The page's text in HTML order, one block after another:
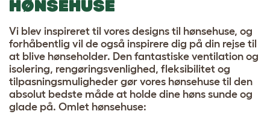
HØNSEHUSE
Vi blev inspireret til vores designs til hønsehuse, og
forhåbentlig vil de også inspirere dig på din rejse til
at blive hønseholder. Den fantastiske ventilation og
isolering, rengøringsvenlighed, fleksibilitet og
tilpasningsmuligheder gør vores hønsehuse til den
absolut bedste måde at holde dine høns sunde og
glade på. Omlet hønsehuse: